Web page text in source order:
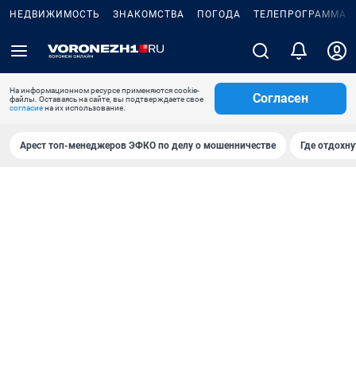
НЕДВИЖИМОСТЬ ЗНАКОМСТВА ПОГОДА ТЕЛЕПРОГРАММА
На информационном ресурсе применяются cookie-
файлы. Оставаясь на сайте, вы подтверждаете свое
согласиена их использование.
Согласен
Арест топ-менеджеров ЭФКО по делу о мошенничестве Где